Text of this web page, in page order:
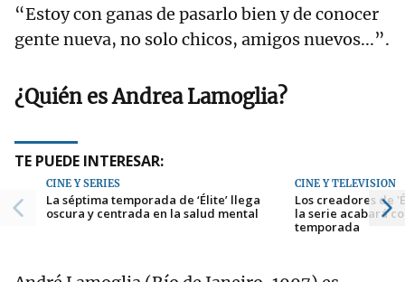
“Estoy con ganas de pasarlo bien y de conocer
gente nueva, no solo chicos, amigos nuevos...”.
¿Quién es Andrea Lamoglia?
TE PUEDE INTERESAR:
CINE Y SERIES
La séptima temporada de ‘Élite’ llega
oscura y centrada en la salud mental
CINE Y TELEVISIÓN
Los creadores de
la serie acabará
temporada